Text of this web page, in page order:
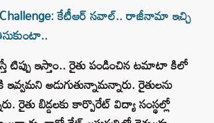
Challenge: కేటీఆర్ స‌వాల్.. రాజీనామా ఇచ్చి
ఇస్తాం.. రైతు పండించిన టమాటా కిలో
అడుగుతున్నామన్నారు. రైతులను
రైతు బిడ్డలకు కార్పొరేట్ విద్యా సంస్థల్లో